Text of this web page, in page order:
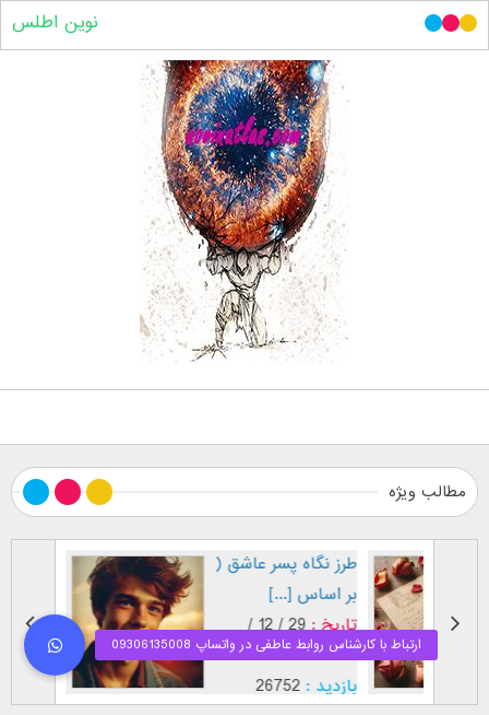
نوین اطلس
مطالب ویژه
تاریخ :
1403
بازدید
طرز نگاه پسر عاشق (
بر اساس [...]
تاریخ :
29 / 12 /
1402
بازدید : 26752